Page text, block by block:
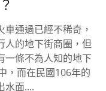
通過已經不稀奇，
人的地下街商圈，但
一條不為人知的地下
，而在民國106年的
水面....